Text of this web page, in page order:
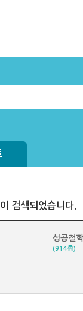
이 검색되었습니다.
성공철
(914종)